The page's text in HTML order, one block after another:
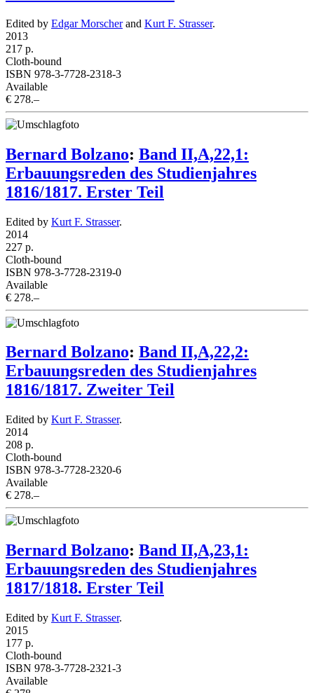
Edited by Edgar Morscherand Kurt F. Strasser.
2013
217 p.
Cloth-bound
ISBN 978-3-7728-2318-3
Available
€ 278.–
Bernard Bolzano: Band II,A,22,1:
Erbauungsreden des Studienjahres
1816/1817. Erster Teil
Edited by Kurt F. Strasser.
2014
227 p.
Cloth-bound
ISBN 978-3-7728-2319-0
Available
€ 278.–
Bernard Bolzano: Band II,A,22,2:
Erbauungsreden des Studienjahres
1816/1817. Zweiter Teil
Edited by Kurt F. Strasser.
2014
208 p.
Cloth-bound
ISBN 978-3-7728-2320-6
Available
€ 278.–
Bernard Bolzano: Band II,A,23,1:
Erbauungsreden des Studienjahres
1817/1818. Erster Teil
Edited by Kurt F. Strasser.
2015
177 p.
Cloth-bound
ISBN 978-3-7728-2321-3
Available